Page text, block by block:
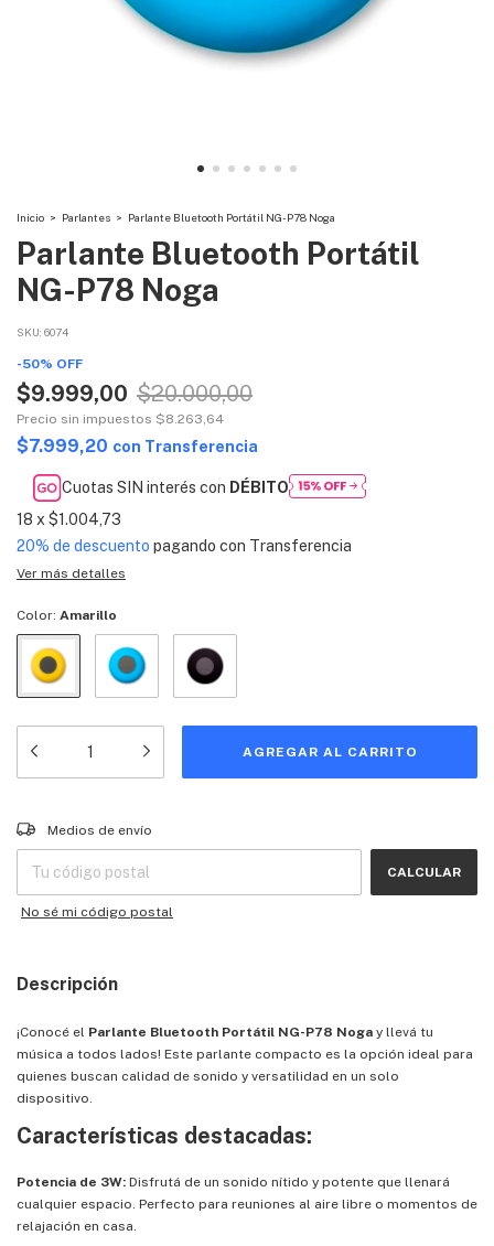
Inicio > Parlantes > Parlante Bluetooth Portátil NG-P78 Noga
Parlante Bluetooth Portátil
NG-P78 Noga
SKU: 6074
-50% OFF
$9.999,00 $20.000,00
Precio sin impuestos $8.263,64
$7.999,20 con Transferencia
Cuotas SIN interés con DÉBITO
18 x $1.004,73
20% de descuento pagando con Transferencia
Ver más detalles
Color: Amarillo
Entregas para el CP:
Medios de envío
CALCULAR
No sé mi código postal
Descripción
¡Conocé el Parlante Bluetooth Portátil NG-P78 Noga y llevá tu
música a todos lados! Este parlante compacto es la opción ideal para
quienes buscan calidad de sonido y versatilidad en un solo
dispositivo.
Características destacadas:
Potencia de 3W: Disfrutá de un sonido nítido y potente que llenará
cualquier espacio. Perfecto para reuniones al aire libre o momentos de
relajación en casa.